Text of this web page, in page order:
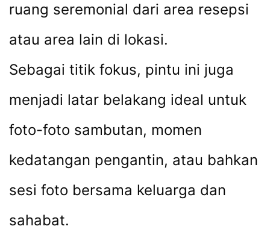
ruang seremonial dari area resepsi
atau area lain di lokasi.
Sebagai titik fokus, pintu ini juga
menjadi latar belakang ideal untuk
foto-foto sambutan, momen
kedatangan pengantin, atau bahkan
sesi foto bersama keluarga dan
sahabat.